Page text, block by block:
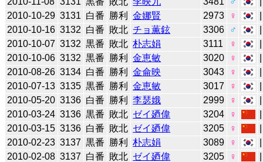
2010-10-29 3131 白番 勝利 金娜賢 2973 ♀
2010-10-16 3132 白番 敗北 チョ薫鉉 3306 ♂
2010-10-07 3132 黒番 敗北 朴志娟 3111 ♀
2010-10-06 3132 黒番 勝利 金恵敏 3020 ♀
2010-08-26 3134 白番 勝利 金侖映 3043 ♀
2010-07-13 3135 黒番 勝利 金恵敏 3017 ♀
2010-05-20 3136 白番 勝利 李瑟娥 2999 ♀
2010-03-24 3136 黒番 敗北 ゼイ廼偉 3204 ♀
2010-03-15 3136 白番 敗北 ゼイ廼偉 3205 ♀
2010-02-23 3137 黒番 勝利 朴志娟 3089 ♀
2010-02-08 3137 白番 敗北 ゼイ廼偉 3205 ♀